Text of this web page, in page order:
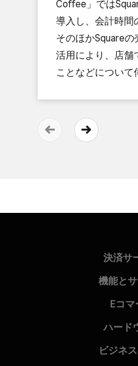
Coffee」では​
導入し、​会計時間
その​ほか​Square
活用に​より、​店舗
ことなどに​ついて​
決済サ
機能と
Eコマ
ハード
ビジネ